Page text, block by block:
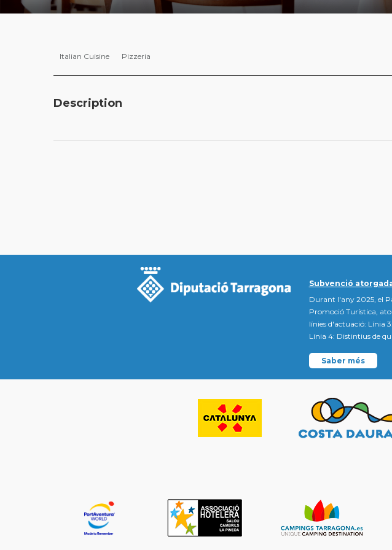
Italian Cuisine Pizzeria
Description
Subvenció
Durant l'any 2025, el
Promoció Turística,
línies d'actuació: Línia
Línia 4: Distintius de
Saber més